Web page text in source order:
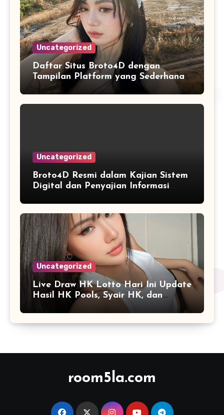
Uncategorized
Daftar Situs Broto4D dengan
Tampilan Platform yang Sederhana
dan Nyaman
Uncategorized
Broto4D Resmi dalam Kajian Sistem
Digital dan Penyajian Informasi
Uncategorized
Live Draw HK Lotto Hari Ini Update
Hasil HK Pools, Syair HK, dan
Prediksi Terbaru
room5la.com